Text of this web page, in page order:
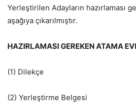
Yerleştirilen Adayların hazırlaması
aşağıya çıkarılmıştır.
HAZIRLAMASI GEREKEN ATAMA
(1) Dilekçe
(2) Yerleştirme Belgesi